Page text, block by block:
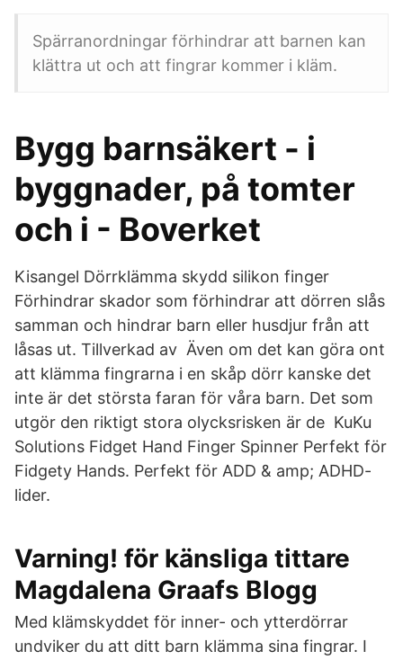
Spärranordningar förhindrar att barnen kan
klättra ut och att fingrar kommer i kläm.
Bygg barnsäkert - i
byggnader, på tomter
och i - Boverket
Kisangel Dörrklämma skydd silikon finger
Förhindrar skador som förhindrar att dörren slås
samman och hindrar barn eller husdjur från att
låsas ut. Tillverkad av​ Även om det kan göra ont
att klämma fingrarna i en skåp dörr kanske det
inte är det största faran för våra barn. Det som
utgör den riktigt stora olycksrisken är de KuKu
Solutions Fidget Hand Finger Spinner Perfekt för
Fidgety Hands. Perfekt för ADD & amp; ADHD-
lider.
Varning! för känsliga tittare
Magdalena Graafs Blogg
Med klämskyddet för inner- och ytterdörrar
undviker du att ditt barn klämma sina fingrar. I